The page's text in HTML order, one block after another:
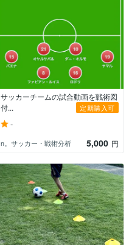
サッカーチームの試合動画を戦術図
付...
定期購入可
-
n。サッカー・戦術分析 5,000 円